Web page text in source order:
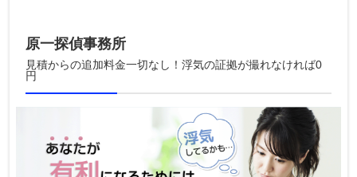
原一探偵事務所
見積からの追加料金一切なし！浮気の証拠が撮れなければ0
円